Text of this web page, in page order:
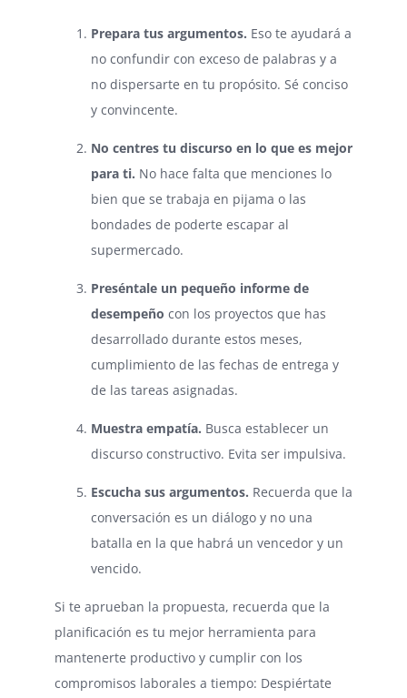
Prepara tus argumentos. Eso te ayudará a
no confundir con exceso de palabras y a
no dispersarte en tu propósito. Sé conciso
y convincente.
No centres tu discurso en lo que es mejor
para ti. No hace falta que menciones lo
bien que se trabaja en pijama o las
bondades de poderte escapar al
supermercado.
Preséntale un pequeño informe de
desempeño con los proyectos que has
desarrollado durante estos meses,
cumplimiento de las fechas de entrega y
de las tareas asignadas.
Muestra empatía. Busca establecer un
discurso constructivo. Evita ser impulsiva.
Escucha sus argumentos. Recuerda que la
conversación es un diálogo y no una
batalla en la que habrá un vencedor y un
vencido.
Si te aprueban la propuesta, recuerda que la
planificación es tu mejor herramienta para
mantenerte productivo y cumplir con los
compromisos laborales a tiempo: Despiértate